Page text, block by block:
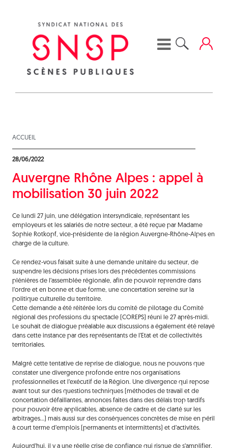
ACCUEIL
28/06/2022
Auvergne Rhône Alpes : appel à
mobilisation 30 juin 2022
Ce lundi 27 juin, une délégation intersyndicale, représentant les
employeurs et les salariés de notre secteur, a été reçue par Madame
Sophie Rotkopf, vice-présidente de la région Auvergne-Rhône-Alpes en
charge de la culture.
Ce rendez-vous faisait suite à une demande unitaire du secteur, de
suspendre les décisions prises lors des précédentes commissions
plénières de l’assemblée régionale, afin de pouvoir reprendre dans
l’ordre et en bonne et due forme, une concertation sereine sur la
politique culturelle du territoire.
Cette demande a été réitérée lors du comité de pilotage du Comité
régional des professions du spectacle (COREPS) réuni le 27 après-midi.
Le souhait de dialogue préalable aux discussions a également été relayé
dans cette instance par des représentants de l’Etat et de collectivités
territoriales.
Malgré cette tentative de reprise de dialogue, nous ne pouvons que
constater une divergence profonde entre nos organisations
professionnelles et l’exécutif de la Région. Une divergence qui repose
avant tout sur des questions techniques (méthodes de travail et de
concertation défaillantes, annonces faites dans des délais trop tardifs
pour pouvoir être applicables, absence de cadre et de clarté sur les
arbitrages…) mais aussi sur des conséquences concrètes de mise en péril
à court terme d’emplois (permanents et intermittents) et d’activités.
Aujourd’hui, il y a une réelle crise de confiance qui risque de s’amplifier.